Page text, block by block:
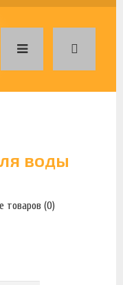
воды
товаров (0)